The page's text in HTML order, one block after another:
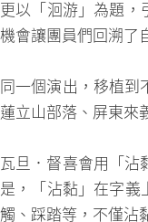
機會讓團員們回溯了
蓮立山部落、屏東
是，「沾黏」在字義
觸、踩踏等，不僅沾